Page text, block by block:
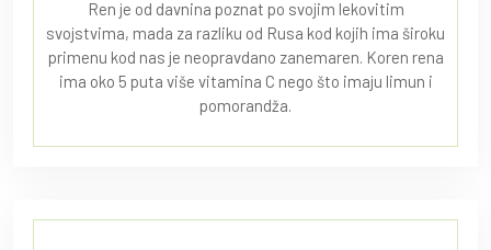
Ren je od davnina poznat po svojim lekovitim
svojstvima, mada za razliku od Rusa kod kojih ima široku
primenu kod nas je neopravdano zanemaren. Koren rena
ima oko 5 puta više vitamina C nego što imaju limun i
pomorandža.